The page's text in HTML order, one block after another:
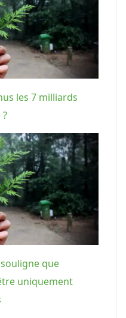
les 7 milliards
que
uniquement